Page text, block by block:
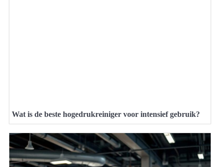
Wat is de beste hogedrukreiniger voor intensief gebruik?